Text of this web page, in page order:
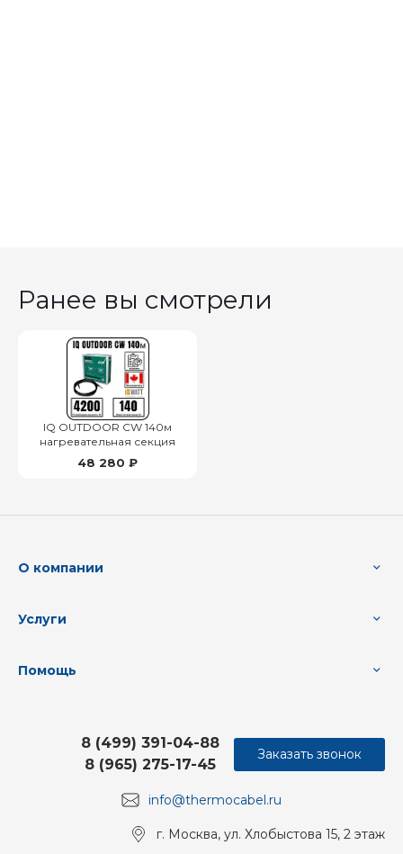
Ранее вы смотрели
IQ OUTDOOR CW 140м
нагревательная секция
48 280 ₽
О компании
Услуги
Помощь
info@thermocabel.ru
8 (499) 391-04-88
8 (965) 275-17-45
г. Москва, ул. Хлобыстова 15, 2 этаж
Заказать звонок